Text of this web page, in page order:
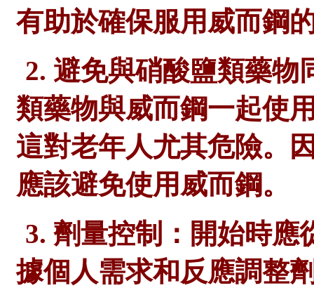
有助於確保服用威而鋼
2. 避免與硝酸鹽類藥物
類藥物與威而鋼一起使
這對老年人尤其危險。
應該避免使用威而鋼。
3. 劑量控制：開始時應
據個人需求和反應調整